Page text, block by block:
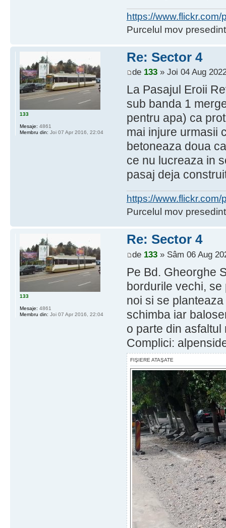
https://
Purcelul mov
Re: Sector 4
de 133» Joi 04 Aug
La Pasajul Eroii
sub banda 1
pentru apa) ca
mai injure urmasii
betoneaza doua
ce nu lucreaza in
pasaj deja
https://
Purcelul mov
133
Mesaje: 4861
Membru din: Joi 07 Apr 2016, 22:04
Re: Sector 4
de 133» Sâm 06 Aug
Pe Bd. Gheorghe
bordurile vechi,
noi si se
schimba iar
o parte din
Complici:
FIŞIERE ATAŞATE
133
Mesaje: 4861
Membru din: Joi 07 Apr 2016, 22:04